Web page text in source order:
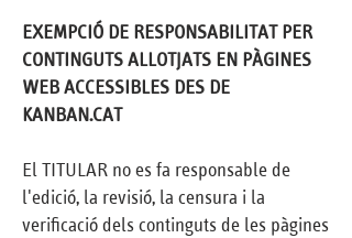
EXEMPCIÓ DE RESPONSABILITAT PER
CONTINGUTS ALLOTJATS EN PÀGINES
WEB ACCESSIBLES DES DE
KANBAN.CAT
El TITULAR no es fa responsable de
l'edició, la revisió, la censura i la
verificació dels continguts de les pàgines